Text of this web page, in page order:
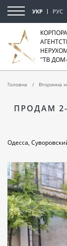
УКР РУС
"ТВ ДОМ-
Головна Вторинна
ПРОДАМ
Одесса,